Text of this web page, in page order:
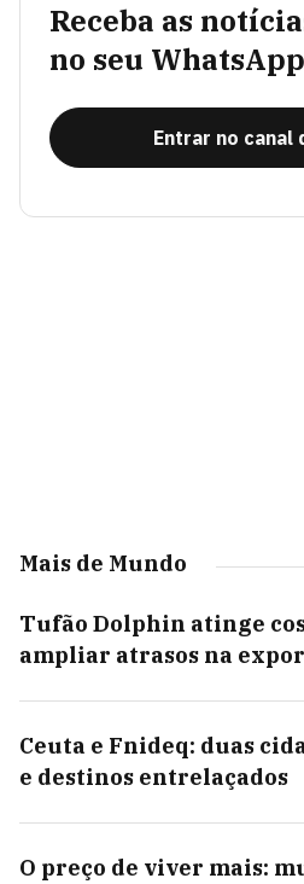
Receba as
no seu WhatsApp
Entrar no canal
Mais de Mundo
Tufão Dolphin atinge
ampliar atrasos na
Ceuta e Fnideq: duas
e destinos entrelaçados
O preço de viver mais: